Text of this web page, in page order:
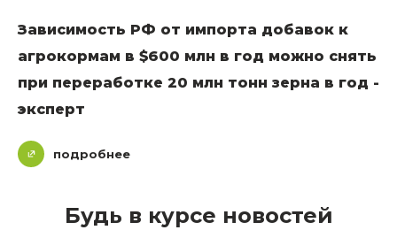
Зависимость РФ от импорта добавок к
агрокормам в $600 млн в год можно снять
при переработке 20 млн тонн зерна в год -
эксперт
подробнее
Будь в курсе новостей